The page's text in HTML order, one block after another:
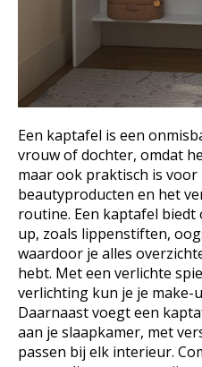
Een kaptafel is een
vrouw of dochter, omdat
maar ook praktisch is
beautyproducten en het
routine. Een kaptafel
up, zoals lippenstiften,
waardoor je alles
hebt. Met een verlichte
verlichting kun je je make-
Daarnaast voegt een
aan je slaapkamer, met
passen bij elk interieur.